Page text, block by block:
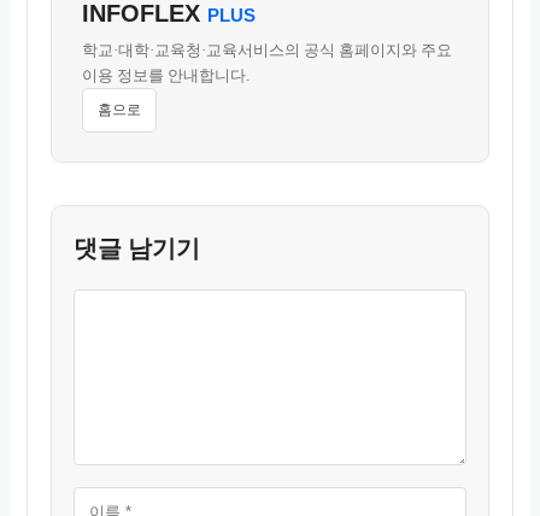
INFOFLEX PLUS
학교·대학·교육청·교육서비스의 공식 홈페이지와 주요
이용 정보를 안내합니다.
홈으로
댓글 남기기